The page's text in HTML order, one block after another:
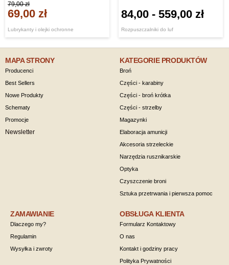
Lubrykanty i olejki ochronne
79,00 zł
69,00 zł
Rozpuszczalniki do luf
84,00 - 559,00 zł
MAPA STRONY
Producenci
Best Sellers
Nowe Produkty
Schematy
Promocje
Newsletter
KATEGORIE PRODUKTÓW
Broń
Części - karabiny
Części - broń krótka
Części - strzelby
Magazynki
Elaboracja amunicji
Akcesoria strzeleckie
Narzędzia rusznikarskie
Optyka
Czyszczenie broni
Sztuka przetrwania i pierwsza pomoc
ZAMAWIANIE
Dlaczego my?
Regulamin
Wysyłka i zwroty
OBSŁUGA KLIENTA
Formularz Kontaktowy
O nas
Kontakt i godziny pracy
Polityka Prywatności